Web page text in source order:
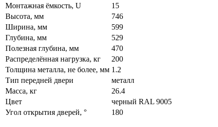
Монтажная ёмкость, U
15
Высота, мм
746
Ширина, мм
599
Глубина, мм
529
Полезная глубина, мм
470
Распределённая нагрузка, кг
200
Толщина металла, не более, мм 1.2
Тип передней двери
металл
Масса, кг
26.4
Цвет
черный RAL 9005
Угол открытия дверей, °
180